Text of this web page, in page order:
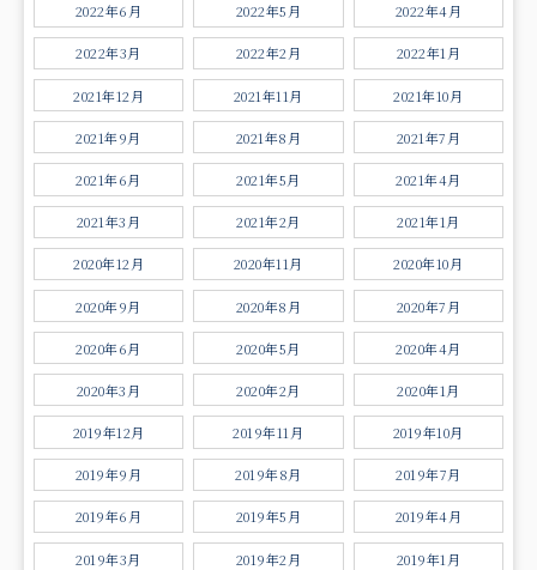
2022年6月 2022年5月 2022年4月
2022年3月 2022年2月 2022年1月
2021年12月 2021年11月 2021年10月
2021年9月 2021年8月 2021年7月
2021年6月 2021年5月 2021年4月
2021年3月 2021年2月 2021年1月
2020年12月 2020年11月 2020年10月
2020年9月 2020年8月 2020年7月
2020年6月 2020年5月 2020年4月
2020年3月 2020年2月 2020年1月
2019年12月 2019年11月 2019年10月
2019年9月 2019年8月 2019年7月
2019年6月 2019年5月 2019年4月
2019年3月 2019年2月 2019年1月